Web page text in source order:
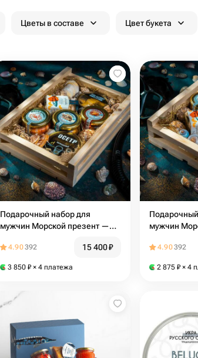
Цветы в составе Цвет букета
Подарочный набор для
мужчин Морской презент —
4.90392 15 400₽
3 850 ₽ × 4 платежа
мужчин
4.90392
2 875 ₽ × 4